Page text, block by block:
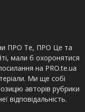
ПРО Те, ПРО Це та
мали б охоронятися
на PRO.te.ua
Ми ще собі
авторів рубрики
відповідальність.